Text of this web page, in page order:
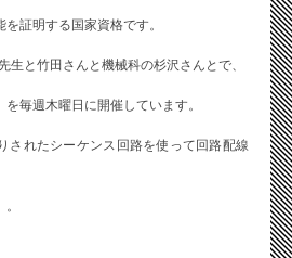
証明する国家資格です。
生と竹田さんと機械科の杉沢さんとで、
毎週木曜日に開催しています。
されたシーケンス回路を使って回路配線